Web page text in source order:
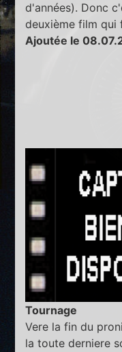
d'années). Donc
deuxième film qui
Ajoutée le
Tournage
Vere la fin du
la toute derniere